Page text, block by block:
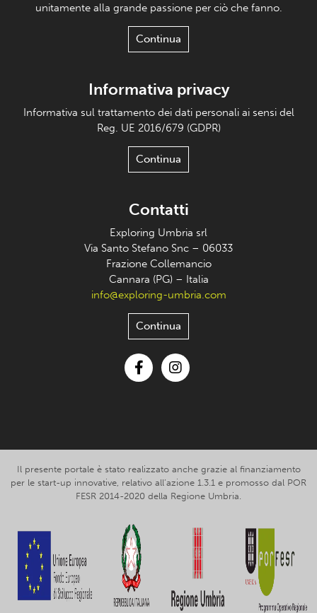
unitamente alla grande passione per ciò che fanno.
Continua
Informativa privacy
Informativa sul trattamento dei dati personali ai sensi del
Reg. UE 2016/679 (GDPR)
Continua
Contatti
Exploring Umbria srl
Via Santo Stefano Snc – 06033
Frazione Collemancio
Cannara (PG) – Italia
info@exploring-umbria.com
Continua
Il presente portale è stato realizzato anche grazie al finanziamento
per le start-up innovative, relativo all’azione 1.3.1 e promosso dal POR
FESR 2014-2020 della Regione Umbria.